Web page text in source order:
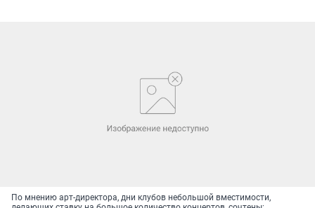
По мнению арт-директора, дни клубов небольшой вместимости,